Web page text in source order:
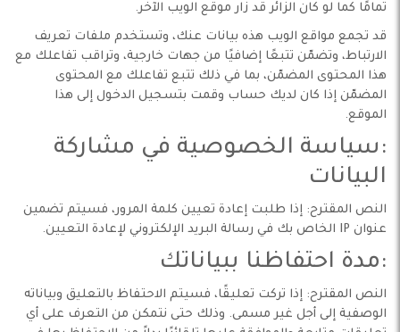
تمامًا كما لو كان الزائر قد زار موقع الويب الآخر.
قد تجمع مواقع الويب هذه بيانات عنك، وتستخدم ملفات تعريف
الارتباط، وتضمّن تتبعًا إضافيًا من جهات خارجية، وتراقب تفاعلك مع
هذا المحتوى المضمّن، بما في ذلك تتبع تفاعلك مع المحتوى
المضمّن إذا كان لديك حساب وقمت بتسجيل الدخول إلى هذا
الموقع.
:سياسة الخصوصية في مشاركة
البيانات
النص المقترح: إذا طلبت إعادة تعيين كلمة المرور، فسيتم تضمين
عنوان IP الخاص بك في رسالة البريد الإلكتروني لإعادة التعيين.
:مدة احتفاظنا ببياناتك
النص المقترح: إذا تركت تعليقًا، فسيتم الاحتفاظ بالتعليق وبياناته
الوصفية إلى أجل غير مسمى. وذلك حتى نتمكن من التعرف على أي